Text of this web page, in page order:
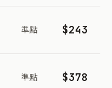
準點 $243
準點 $378